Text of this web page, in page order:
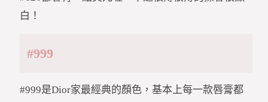
白！
#999
#999是Dior家最經典的顏色，基本上每一款唇膏都